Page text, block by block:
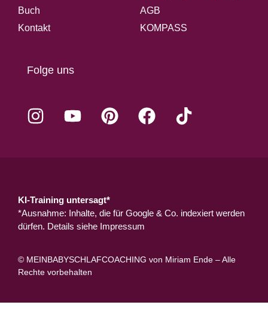
Buch
Kontakt
AGB
KOMPASS
Folge uns
KI-Training untersagt*
*Ausnahme: Inhalte, die für Google & Co. indexiert werden
dürfen. Details siehe Impressum
© MEINBABYSCHLAFCOACHING von Miriam Ende – Alle
Rechte vorbehalten